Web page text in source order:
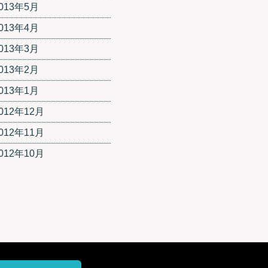
年5月
年4月
年3月
年2月
年1月
年12月
年11月
年10月